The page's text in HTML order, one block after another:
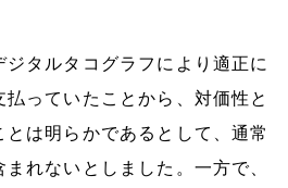
タルタコグラフにより適正に
っていたことから、対価性と
は明らかであるとして、通常
れないとしました。一方で、